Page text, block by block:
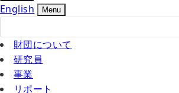
English Menu
財団について
研究員
事業
リポート